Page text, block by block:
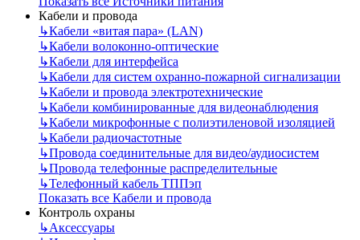
Кабели и провода
↳Кабели «витая пара» (LAN)
↳Кабели волоконно-оптические
↳Кабели для интерфейса
↳Кабели для систем охранно-пожарной сигнализации
↳Кабели и провода электротехнические
↳Кабели комбинированные для видеонаблюдения
↳Кабели микрофонные с полиэтиленовой изоляцией
↳Кабели радиочастотные
↳Провода соединительные для видео/аудиосистем
↳Провода телефонные распределительные
↳Телефонный кабель ТППэп
Показать все Кабели и провода
Контроль охраны
↳Аксессуары